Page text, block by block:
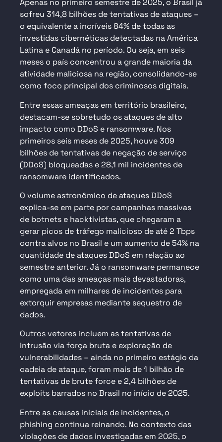
Apenas no primeiro semestre de 2025, o Brasil já
sofreu 314,8 bilhões de tentativas de ataques –
o equivalente a incríveis 84% de todas as
investidas cibernéticas detectadas na América
Latina e Canadá no período. Ou seja, em seis
meses o país concentrou a grande maioria da
atividade maliciosa na região, consolidando-se
como foco principal dos criminosos digitais.
Entre essas ameaças em território brasileiro,
destacam-se sobretudo os ataques de alto
impacto como DDoS e ransomware. Nos
primeiros seis meses de 2025, houve 309
bilhões de tentativas de negação de serviço
(DDoS) bloqueadas e 28,1 mil incidentes de
ransomware identificados.
O volume astronômico de ataques DDoS
explica-se em parte por campanhas massivas
de botnets e hacktivistas, que chegaram a
gerar picos de tráfego malicioso de até 2 Tbps
contra alvos no Brasil e um aumento de 54% na
quantidade de ataques DDoS em relação ao
semestre anterior. Já o ransomware permanece
como uma das ameaças mais devastadoras,
empregada em milhares de incidentes para
extorquir empresas mediante sequestro de
dados.
Outros vetores incluem as tentativas de
intrusão via força bruta e exploração de
vulnerabilidades – ainda no primeiro estágio da
cadeia de ataque, foram mais de 1 bilhão de
tentativas de brute force e 2,4 bilhões de
exploits barrados no Brasil no início de 2025.
Entre as causas iniciais de incidentes, o
phishing continua reinando. No contexto das
violações de dados investigadas em 2025, o